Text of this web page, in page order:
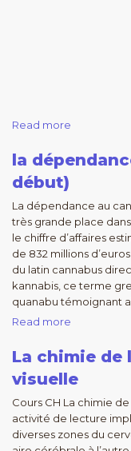
Read more
la
début)
La dépendance au
très grande place
le chiffre d’affaires
de 832 millions
du latin cannabus
kannabis, ce terme
quanabu témoignant
Read more
La chimie de
visuelle
Cours CH La chimie
activité de lecture
diverses zones du